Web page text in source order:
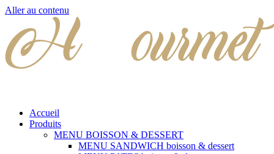
Aller au contenu
Accueil
Produits
MENU BOISSON & DESSERT
MENU SANDWICH boisson & dessert